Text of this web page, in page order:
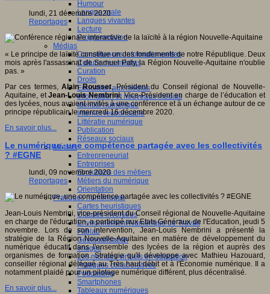
Humour
Langue orale
Langues vivantes
Lecture
Programmation
Médias
Compétences informationnelles
Culture des médias
Curation
Droits
Education aux médias
Information et nouveaux médias
Identité numérique
Internet responsable
Littératie numérique
Publication
Réseaux sociaux
Métiers
Entrepreneuriat
Entreprises
Evolutions des métiers
Métiers du numérique
Orientation
Pratiques numériques
Cartes heuristiques
Classes inversées
Environnement Numérique de Travail
Fablab
Géolocalisation
Images
Les mondes virtuels en éducation
Pratiques collaboratives
Podcasting
Smartphones
Tableaux numériques
lundi, 21 décembre 2020
Reportages
« Le principe de laïcité constitue un des fondements de notre République. Deux
mois après l'assassinat de Samuel Paty, la Région Nouvelle-Aquitaine n'oublie
pas. »
Par ces termes,Alain Rousset, Président du Conseil régional de Nouvelle-
Aquitaine, etJean-Louis Nembrini, Vice-Président en charge de l’éducation et
des lycées, nous avaient invités à une conférence et à un échange autour de ce
principe républicain le mercredi 16 décembre 2020.
En savoir plus...
Le numérique, une compétence partagée avec les collectivités
? #EGNE
lundi, 09 novembre 2020
Reportages
Jean-Louis Nembrini, vice-président du Conseil régional de Nouvelle-Aquitaine
en charge de l'éducation, a participé aux Etats Généraux de l'Education, jeudi 5
novembre. Lors de son intervention, Jean-Louis Nembrini a présenté la
stratégie de la Région Nouvelle-Aquitaine en matière de développement du
numérique éducatif dans l'ensemble des lycées de la région et auprès des
organismes de formation. Stratégie qu'il développe avec Mathieu Hazouard,
conseiller régional délégué au Très haut débit et à l'Économie numérique. Il a
notamment plaidé pour un pilotage numérique différent, plus décentralisé.
En savoir plus...